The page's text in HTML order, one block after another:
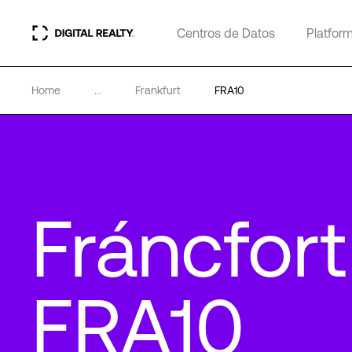
Centros de Datos
Home ... Frankfurt FRA10
Fráncfort
FRA10